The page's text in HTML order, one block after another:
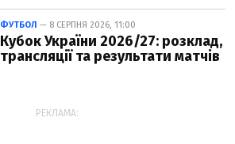
ФУТБОЛ — 8 СЕРПНЯ 2026, 11:00
Кубок України 2026/27: розклад,
трансляції та результати матчів
РЕКЛАМА: